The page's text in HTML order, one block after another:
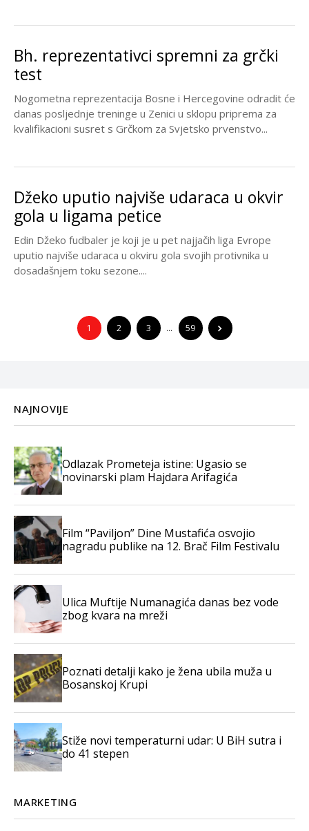
Bh. reprezentativci spremni za grčki
test
Nogometna reprezentacija Bosne i Hercegovine odradit će
danas posljednje treninge u Zenici u sklopu priprema za
kvalifikacioni susret s Grčkom za Svjetsko prvenstvo...
Džeko uputio najviše udaraca u okvir
gola u ligama petice
Edin Džeko fudbaler je koji je u pet najjačih liga Evrope
uputio najviše udaraca u okviru gola svojih protivnika u
dosadašnjem toku sezone....
1 2 3 … 59
NAJNOVIJE
Odlazak Prometeja istine: Ugasio se
novinarski plam Hajdara Arifagića
Film “Paviljon” Dine Mustafića osvojio
nagradu publike na 12. Brač Film Festivalu
Ulica Muftije Numanagića danas bez vode
zbog kvara na mreži
Poznati detalji kako je žena ubila muža u
Bosanskoj Krupi
Stiže novi temperaturni udar: U BiH sutra i
do 41 stepen
MARKETING